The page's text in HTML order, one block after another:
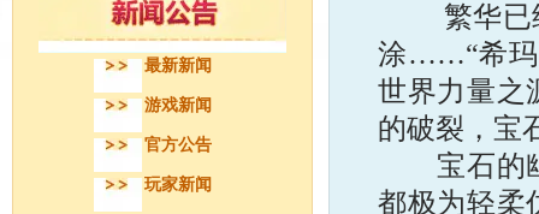
最新新闻
游戏新闻
官方公告
玩家新闻
繁华已经
涂……“希玛
世界力量之
的破裂，宝
宝石的幽
都极为轻柔